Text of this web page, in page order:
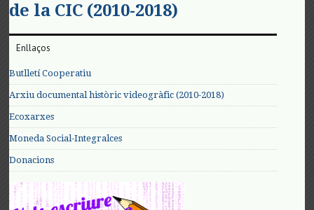
de la CIC (2010-2018)
Enllaços
Butlletí Cooperatiu
Arxiu documental històric videogràfic (2010-2018)
Ecoxarxes
Moneda Social-Integralces
Donacions